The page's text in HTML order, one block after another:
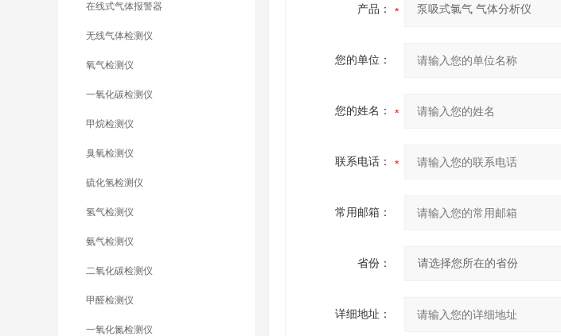
在线式气体报警器
无线气体检测仪
氧气检测仪
一氧化碳检测仪
甲烷检测仪
臭氧检测仪
硫化氢检测仪
氢气检测仪
氨气检测仪
二氧化碳检测仪
甲醛检测仪
一氧化氮检测仪
产品：
您的单位：
您的姓名：
联系电话：
常用邮箱：
省份：
详细地址：